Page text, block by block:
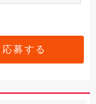
応募する